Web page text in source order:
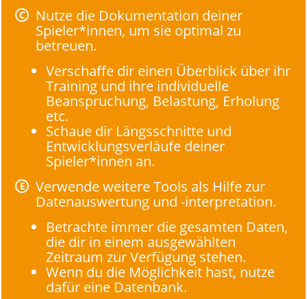
Nutze die Dokumentation deiner
Spieler*innen, um sie optimal zu
betreuen.
Verschaffe dir einen Überblick über ihr
Training und ihre individuelle
Beanspruchung, Belastung, Erholung
etc.
Schaue dir Längsschnitte und
Entwicklungsverläufe deiner
Spieler*innen an.
Verwende weitere Tools als Hilfe zur
Datenauswertung und -interpretation.
Betrachte immer die gesamten Daten,
die dir in einem ausgewählten
Zeitraum zur Verfügung stehen.
Wenn du die Möglichkeit hast, nutze
dafür eine Datenbank.